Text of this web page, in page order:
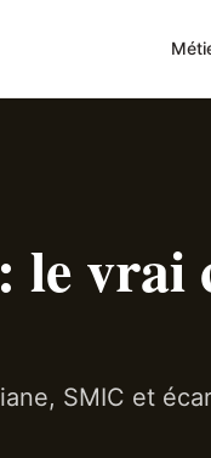
le vrai
SMIC et